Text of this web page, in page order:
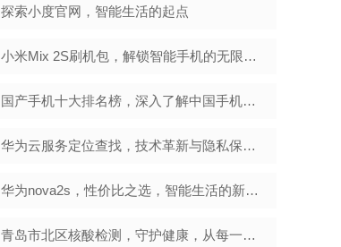
探索小度官网，智能生活的起点
小米Mix 2S刷机包，解锁智能手机的无限可能
国产手机十大排名榜，深入了解中国手机市场的佼佼者
华为云服务定位查找，技术革新与隐私保护的双重奏
华为nova2s，性价比之选，智能生活的新伙伴
青岛市北区核酸检测，守护健康，从每一次检测开始